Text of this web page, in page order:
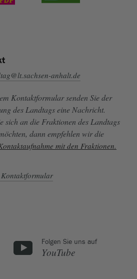
anhalt.de
Kontaktformular senden Sie der
des Landtags eine Nachricht.
sich an die Fraktionen des Landtags
dann empfehlen wir die
mit den Fraktionen.
Kontaktformular
Folgen Sie uns auf
YouTube